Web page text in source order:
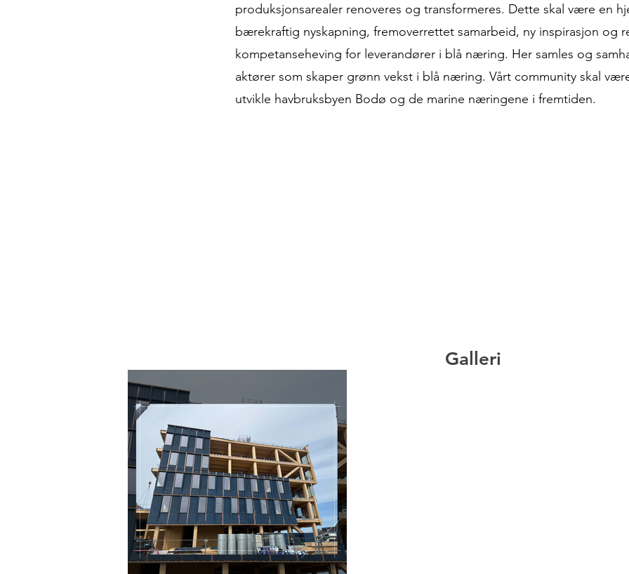
produksjonsarealer renoveres og transformeres. Dette skal være en
bærekraftig nyskapning, fremoverrettet samarbeid, ny inspirasjon og
kompetanseheving for leverandører i blå næring. Her samles og
aktører som skaper grønn vekst i blå næring. Vårt community skal
utvikle havbruksbyen Bodø og de marine næringene i fremtiden.
Galleri